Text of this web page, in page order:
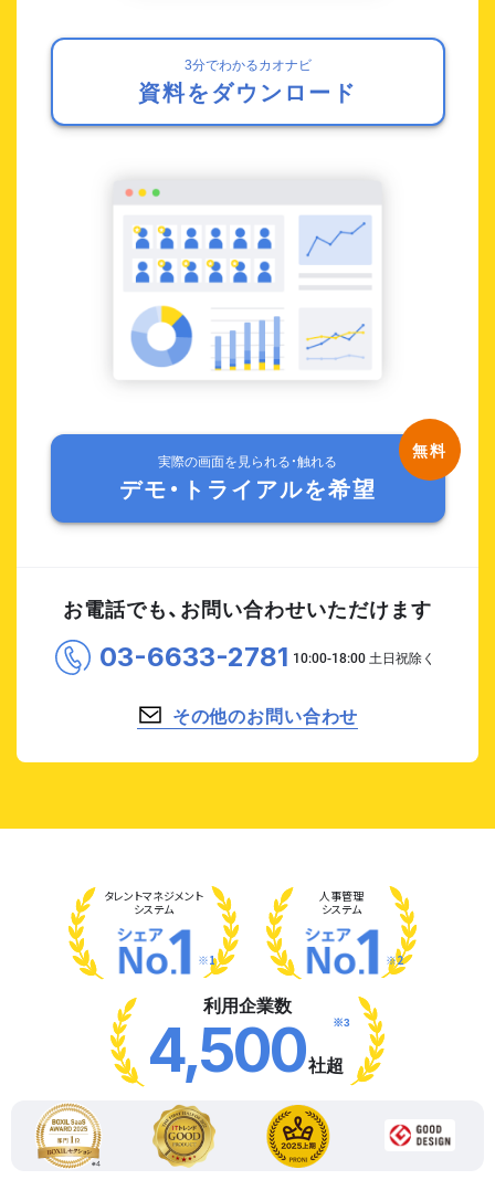
3分でわかるカオナビ
資料をダウンロード
実際の画面を見られる・触れる
デモ・トライアルを希望
お電話でも、お問い合わせいただけます
03-6633-2781
その他のお問い合わせ
タレントマネジメント
システム
※1
人事管理
システム
※2
利用企業数
4,500社超
※3